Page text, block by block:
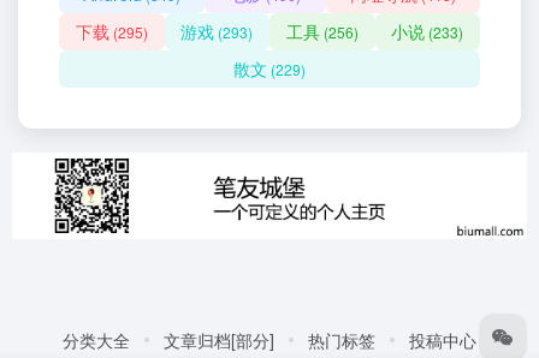
下载 (295) 游戏 (293) 工具(256) 小说 (233)
散文 (229)
分类大全 文章归档[部分] 热门标签 投稿中心